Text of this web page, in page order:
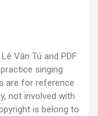
Vân Tú and PDF
singing
are for reference
not involved with
is belong to